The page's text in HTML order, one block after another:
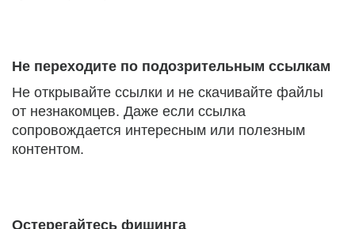
Не переходите по подозрительным ссылкам
Не открывайте ссылки и не скачивайте файлы
от незнакомцев. Даже если ссылка
сопровождается интересным или полезным
контентом.
Остерегайтесь фишинга